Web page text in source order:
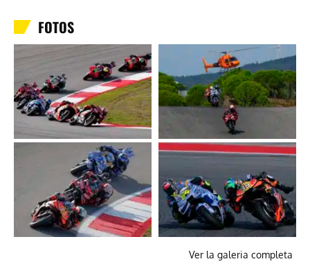
FOTOS
Ver la galeria completa